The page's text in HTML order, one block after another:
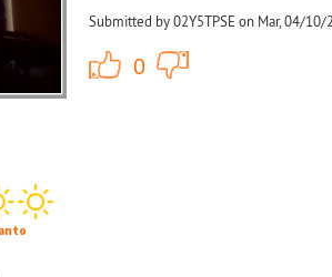
Submitted by 02Y5TPSE on Mar, 04/10/
0